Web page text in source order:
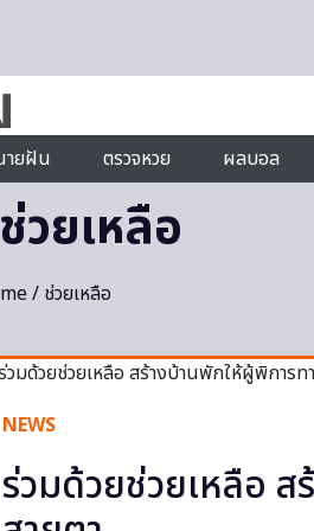
ายฝัน ตรวจหวย ผลบอล
ช่วยเหลือ
/ ช่วยเหลือ
NEWS
ร่วมด้วยช่วยเหลือ